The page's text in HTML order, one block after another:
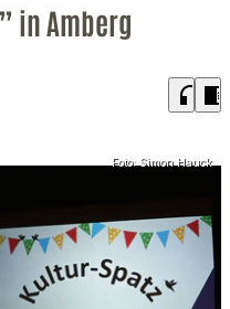
in Amberg
headphones chrome_reader_mode
Foto: Simon Hauck